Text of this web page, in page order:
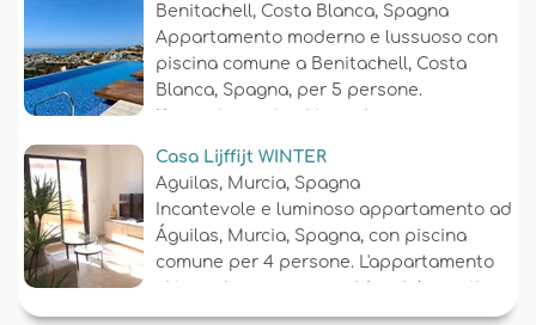
Benitachell, Costa Blanca, Spagna
Appartamento moderno e lussuoso con
piscina comune a Benitachell, Costa
Blanca, Spagna, per 5 persone.
dalla spiaggia Cala Moraig di Benitachell
e a 5 km da Benitachell....
Casa Lijffijt WINTER
Aguilas, Murcia, Spagna
Incantevole e luminoso appartamento ad
Águilas, Murcia, Spagna, con piscina
comune per 4 persone. L'appartamento
e collinare ed è a 1 km dalla spiaggia